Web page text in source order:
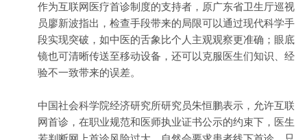
作为互联网医疗首诊制度的支持者，原广东省卫生厅巡视
员廖新波指出，检查手段带来的局限可以通过现代科学手
段实现突破，如中医的舌象比个人主观观察更准确；眼底
镜也可清晰传送至移动设备，还可以克服医生们知识、经
验不一致带来的误差。
中国社会科学院经济研究所研究员朱恒鹏表示，允许互联
网首诊，在职业规范和医师执业证书公示的约束下，医生